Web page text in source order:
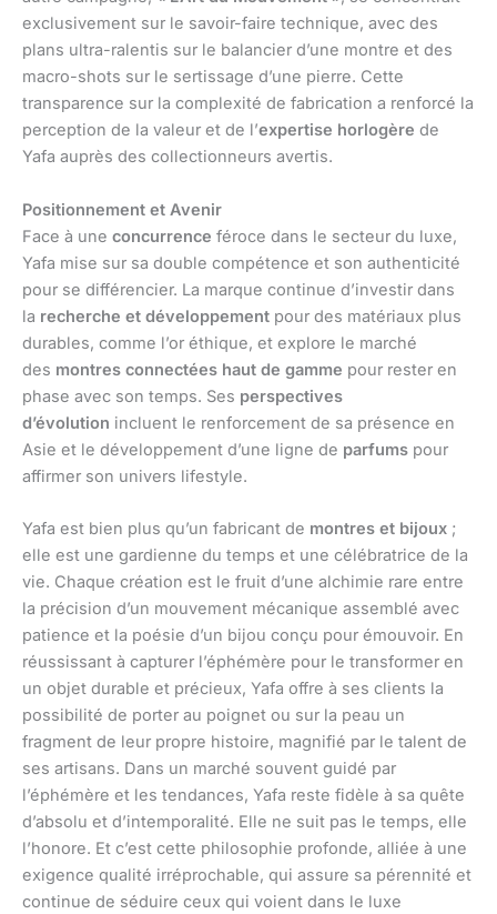
exclusivement sur le savoir-faire technique, avec des
plans ultra-ralentis sur le balancier d’une montre et des
macro-shots sur le sertissage d’une pierre. Cette
transparence sur la complexité de fabrication a renforcé la
perception de la valeur et de l’expertise horlogère de
Yafa auprès des collectionneurs avertis.
Positionnement et Avenir
Face à une concurrence féroce dans le secteur du luxe,
Yafa mise sur sa double compétence et son authenticité
pour se différencier. La marque continue d’investir dans
la recherche et développement pour des matériaux plus
durables, comme l’or éthique, et explore le marché
des montres connectées haut de gamme pour rester en
phase avec son temps. Ses perspectives
d’évolution incluent le renforcement de sa présence en
Asie et le développement d’une ligne de parfums pour
affirmer son univers lifestyle.
Yafa est bien plus qu’un fabricant de montres et bijoux ;
elle est une gardienne du temps et une célébratrice de la
vie. Chaque création est le fruit d’une alchimie rare entre
la précision d’un mouvement mécanique assemblé avec
patience et la poésie d’un bijou conçu pour émouvoir. En
réussissant à capturer l’éphémère pour le transformer en
un objet durable et précieux, Yafa offre à ses clients la
possibilité de porter au poignet ou sur la peau un
fragment de leur propre histoire, magnifié par le talent de
ses artisans. Dans un marché souvent guidé par
l’éphémère et les tendances, Yafa reste fidèle à sa quête
d’absolu et d’intemporalité. Elle ne suit pas le temps, elle
l’honore. Et c’est cette philosophie profonde, alliée à une
exigence qualité irréprochable, qui assure sa pérennité et
continue de séduire ceux qui voient dans le luxe